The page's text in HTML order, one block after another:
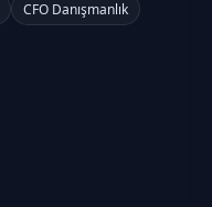
CFO Danışmanlık